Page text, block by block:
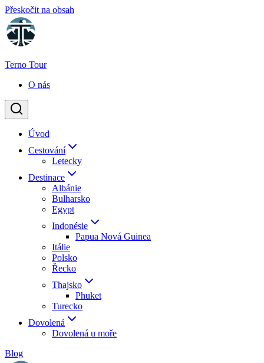
Přeskočit na obsah
Terno Tour
O nás
Úvod
Cestování
Letecky
Destinace
Albánie
Bulharsko
Egypt
Indonésie
Papua Nová Guinea
Itálie
Polsko
Řecko
Thajsko
Phuket
Turecko
Dovolená
Dovolená u moře
Blog